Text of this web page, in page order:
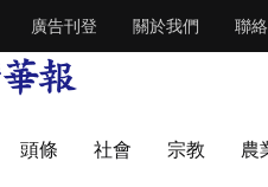
廣告刊登 關於我們 聯
頭條 社會 宗教 農